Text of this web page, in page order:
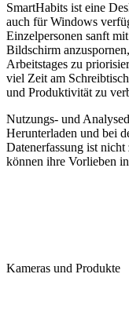
SmartHabits ist eine
auch für Windows
Einzelpersonen sanft
Bildschirm
Arbeitstages zu
viel Zeit am
und Produktivität zu
Nutzungs- und
Herunterladen und bei
Datenerfassung ist
können ihre Vorlieben
Kameras und Produkte